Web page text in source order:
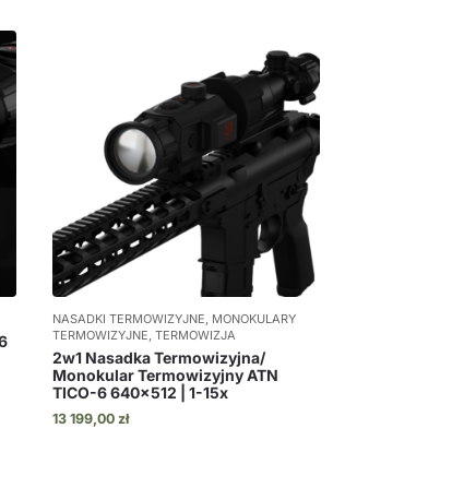
NASADKI TERMOWIZYJNE, MONOKULARY
TERMOWIZYJNE, TERMOWIZJA
2w1 Nasadka Termowizyjna/
Monokular Termowizyjny ATN
TICO-6 640×512 | 1-15x
13 199,00zł